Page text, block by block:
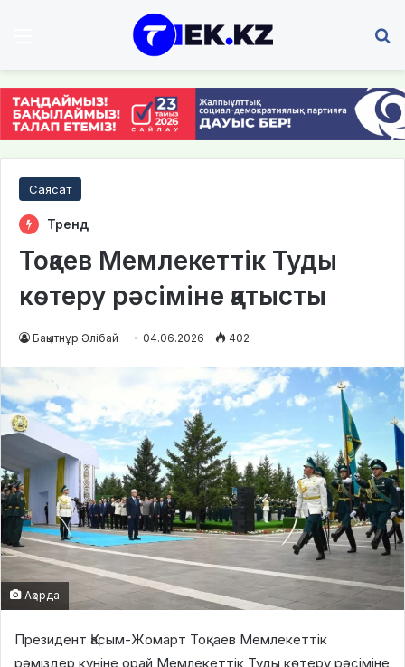
Саясат
Тренд
Тоқаев Мемлекеттік Туды
көтеру рәсіміне қатысты
Бақытнұр Әлібай 04.06.2026 402
Ақорда
Президент Қасым-Жомарт Тоқаев Мемлекеттік
рәміздер күніне орай Мемлекеттік Туды көтеру рәсіміне